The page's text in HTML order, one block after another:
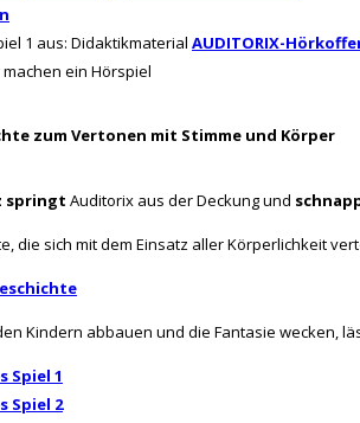
1 aus: Didaktikmaterial AUDITORIX-
machen ein Hörspiel
zum Vertonen mit Stimme und Körper
springt Auditorix aus der Deckung und
die sich mit dem Einsatz aller Körperlichkeit
Kindern abbauen und die Fantasie wecken,
Spiel 1
Spiel 2